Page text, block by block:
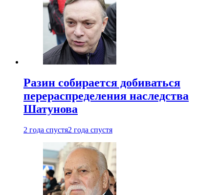
Разин собирается добиваться
перераспределения наследства
Шатунова
2 года спустя2 года спустя